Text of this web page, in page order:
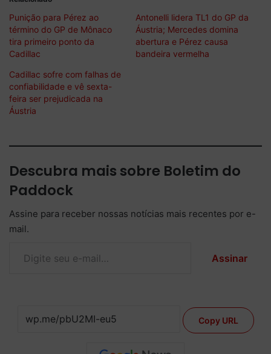
Punição para Pérez ao
término do GP de Mônaco
tira primeiro ponto da
Cadillac
Antonelli lidera TL1 do GP da
Áustria; Mercedes domina
abertura e Pérez causa
bandeira vermelha
Cadillac sofre com falhas de
confiabilidade e vê sexta-
feira ser prejudicada na
Áustria
Descubra mais sobre Boletim do
Paddock
Assine para receber nossas notícias mais recentes por e-
mail.
Assinar
Copy URL